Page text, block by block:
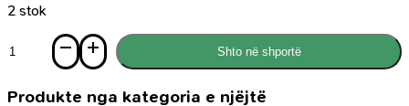
2 stok
Në
Shto në shportë
Produkte nga kategoria e njëjtë